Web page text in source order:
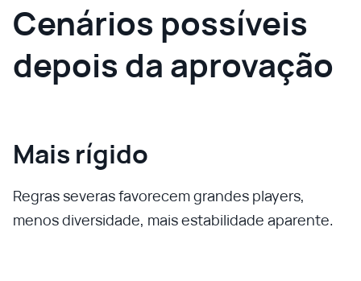
Cenários possíveis
depois da aprovação
Mais rígido
Regras severas favorecem grandes players,
menos diversidade, mais estabilidade aparente.